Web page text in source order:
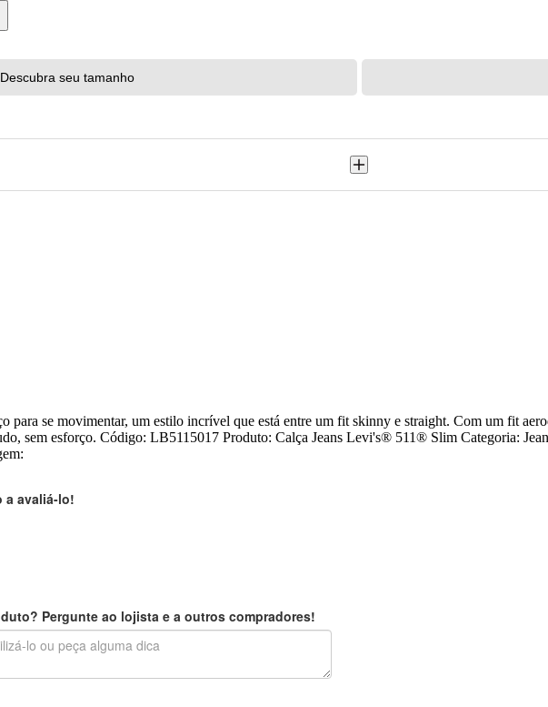
Descubra seu tamanho
para se movimentar, um estilo incrível que está entre um fit skinny e straight. Com um fit
sem esforço. Código: LB5115017 Produto: Calça Jeans Levi's® 511® Slim Categoria:
a avaliá-lo!
Pergunte ao lojista e a outros compradores!